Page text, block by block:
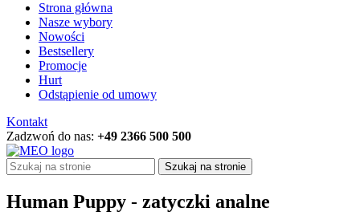
Strona główna
Nasze wybory
Nowości
Bestsellery
Promocje
Hurt
Odstąpienie od umowy
Kontakt
Zadzwoń do nas: +49 2366 500 500
Szukaj na stronie
Human Puppy - zatyczki analne